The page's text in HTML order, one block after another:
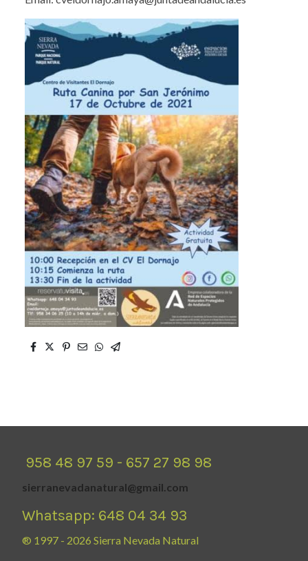
958 48 97 59 - 657 27 98 98
sierranevadanatural@gmail.com
Whatsapp: 648 04 34 93
® 1997 - 2026 Sierra Nevada Natural